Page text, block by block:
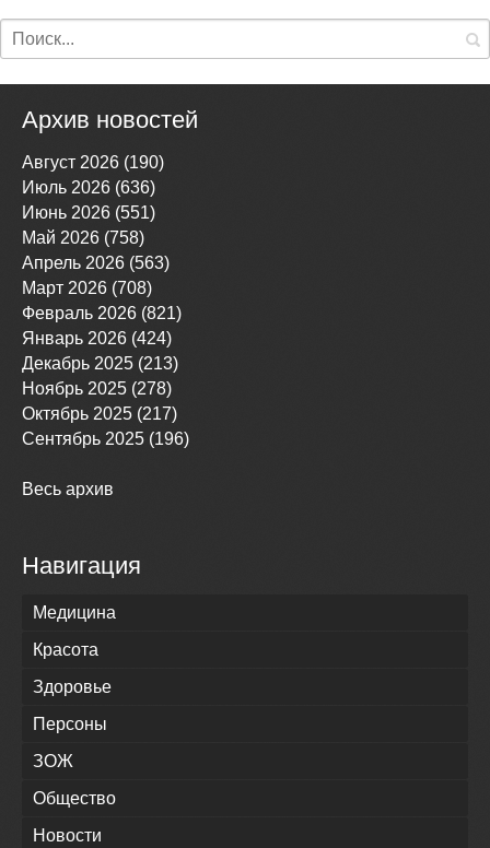
Архив новостей
Август 2026 (190)
Июль 2026 (636)
Июнь 2026 (551)
Май 2026 (758)
Апрель 2026 (563)
Март 2026 (708)
Февраль 2026 (821)
Январь 2026 (424)
Декабрь 2025 (213)
Ноябрь 2025 (278)
Октябрь 2025 (217)
Сентябрь 2025 (196)
Весь архив
Навигация
Медицина
Красота
Здоровье
Персоны
ЗОЖ
Общество
Новости